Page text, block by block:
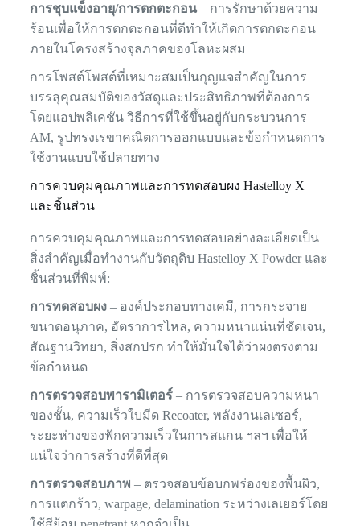
การชุบแข็งอายุ/การตกตะกอน– การรักษาด้วยความ
ร้อนเพื่อให้การตกตะกอนที่ดีทำให้เกิดการตกตะกอน
ภายในโครงสร้างจุลภาคของโลหะผสม
การโพสต์โพสต์ที่เหมาะสมเป็นกุญแจสำคัญในการ
บรรลุคุณสมบัติของวัสดุและประสิทธิภาพที่ต้องการ
โดยแอปพลิเคชัน วิธีการที่ใช้ขึ้นอยู่กับกระบวนการ
AM, รูปทรงเรขาคณิตการออกแบบและข้อกำหนดการ
ใช้งานแบบใช้ปลายทาง
การควบคุมคุณภาพและการทดสอบผง Hastelloy X
และชิ้นส่วน
การควบคุมคุณภาพและการทดสอบอย่างละเอียดเป็น
สิ่งสำคัญเมื่อทำงานกับวัตถุดิบ Hastelloy X Powder และ
ชิ้นส่วนที่พิมพ์:
การทดสอบผง– องค์ประกอบทางเคมี, การกระจาย
ขนาดอนุภาค, อัตราการไหล, ความหนาแน่นที่ชัดเจน,
สัณฐานวิทยา, สิ่งสกปรก ทำให้มั่นใจได้ว่าผงตรงตาม
ข้อกำหนด
การตรวจสอบพารามิเตอร์– การตรวจสอบความหนา
ของชั้น, ความเร็วใบมีด Recoater, พลังงานเลเซอร์,
ระยะห่างของฟักความเร็วในการสแกน ฯลฯ เพื่อให้
แน่ใจว่าการสร้างที่ดีที่สุด
การตรวจสอบภาพ – ตรวจสอบข้อบกพร่องของพื้นผิว,
การแตกร้าว, warpage, delamination ระหว่างเลเยอร์โดย